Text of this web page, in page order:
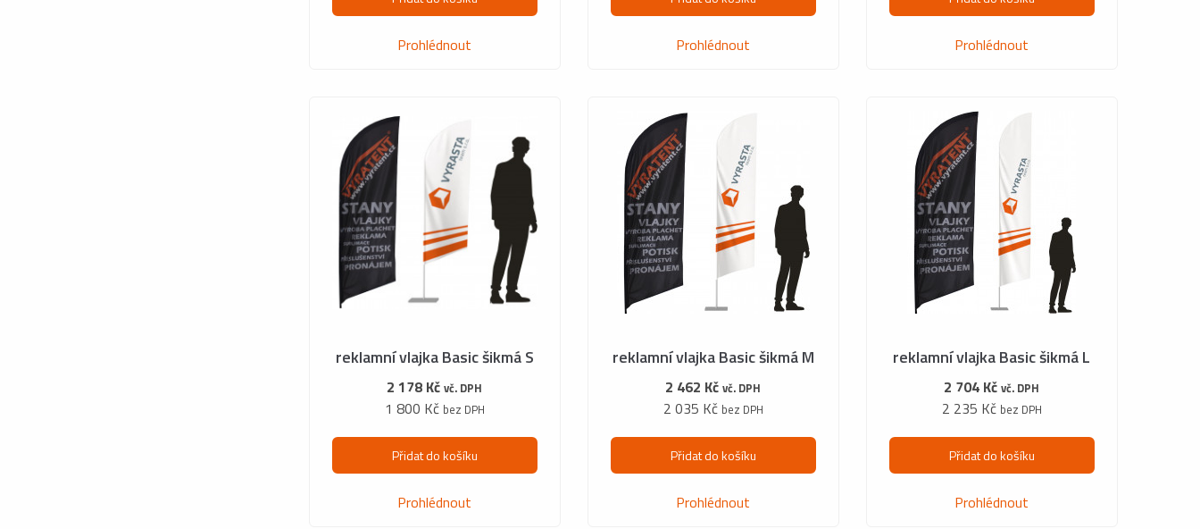
Prohlédnout Prohlédnout Prohlédnout
reklamní vlajka Basic šikmá S
2 178 Kčvč. DPH
1 800 Kč bez DPH
Přidat do košíku
Prohlédnout
reklamní vlajka Basic šikmá M
2 462 Kčvč. DPH
2 035 Kč bez DPH
Přidat do košíku
Prohlédnout
reklamní vlajka Basic šikmá L
2 704 Kčvč. DPH
2 235 Kč bez DPH
Přidat do košíku
Prohlédnout